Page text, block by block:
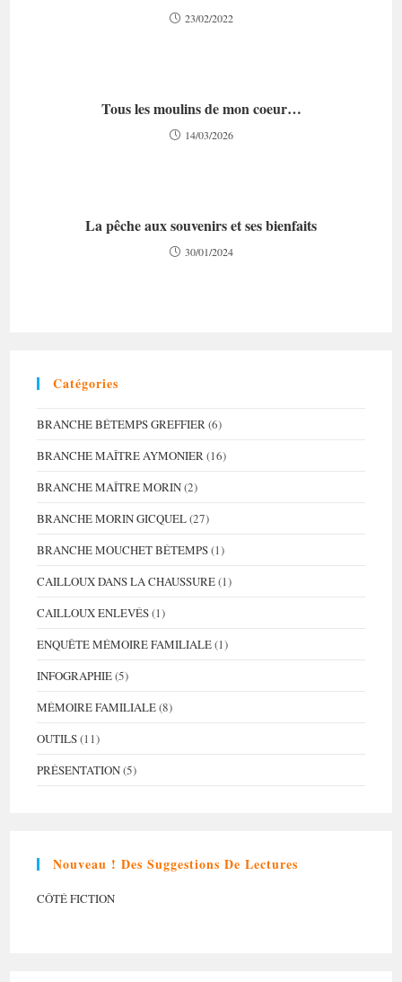
23/02/2022
Tous les moulins de mon coeur…
14/03/2026
La pêche aux souvenirs et ses bienfaits
30/01/2024
Catégories
BRANCHE BÉTEMPS GREFFIER(6)
BRANCHE MAÎTRE AYMONIER(16)
BRANCHE MAÎTRE MORIN(2)
BRANCHE MORIN GICQUEL(27)
BRANCHE MOUCHET BÉTEMPS(1)
CAILLOUX DANS LA CHAUSSURE(1)
CAILLOUX ENLEVÉS(1)
ENQUÊTE MÉMOIRE FAMILIALE(1)
INFOGRAPHIE(5)
MÉMOIRE FAMILIALE(8)
OUTILS(11)
PRÉSENTATION(5)
Nouveau ! Des Suggestions De Lectures
CÔTÉ FICTION